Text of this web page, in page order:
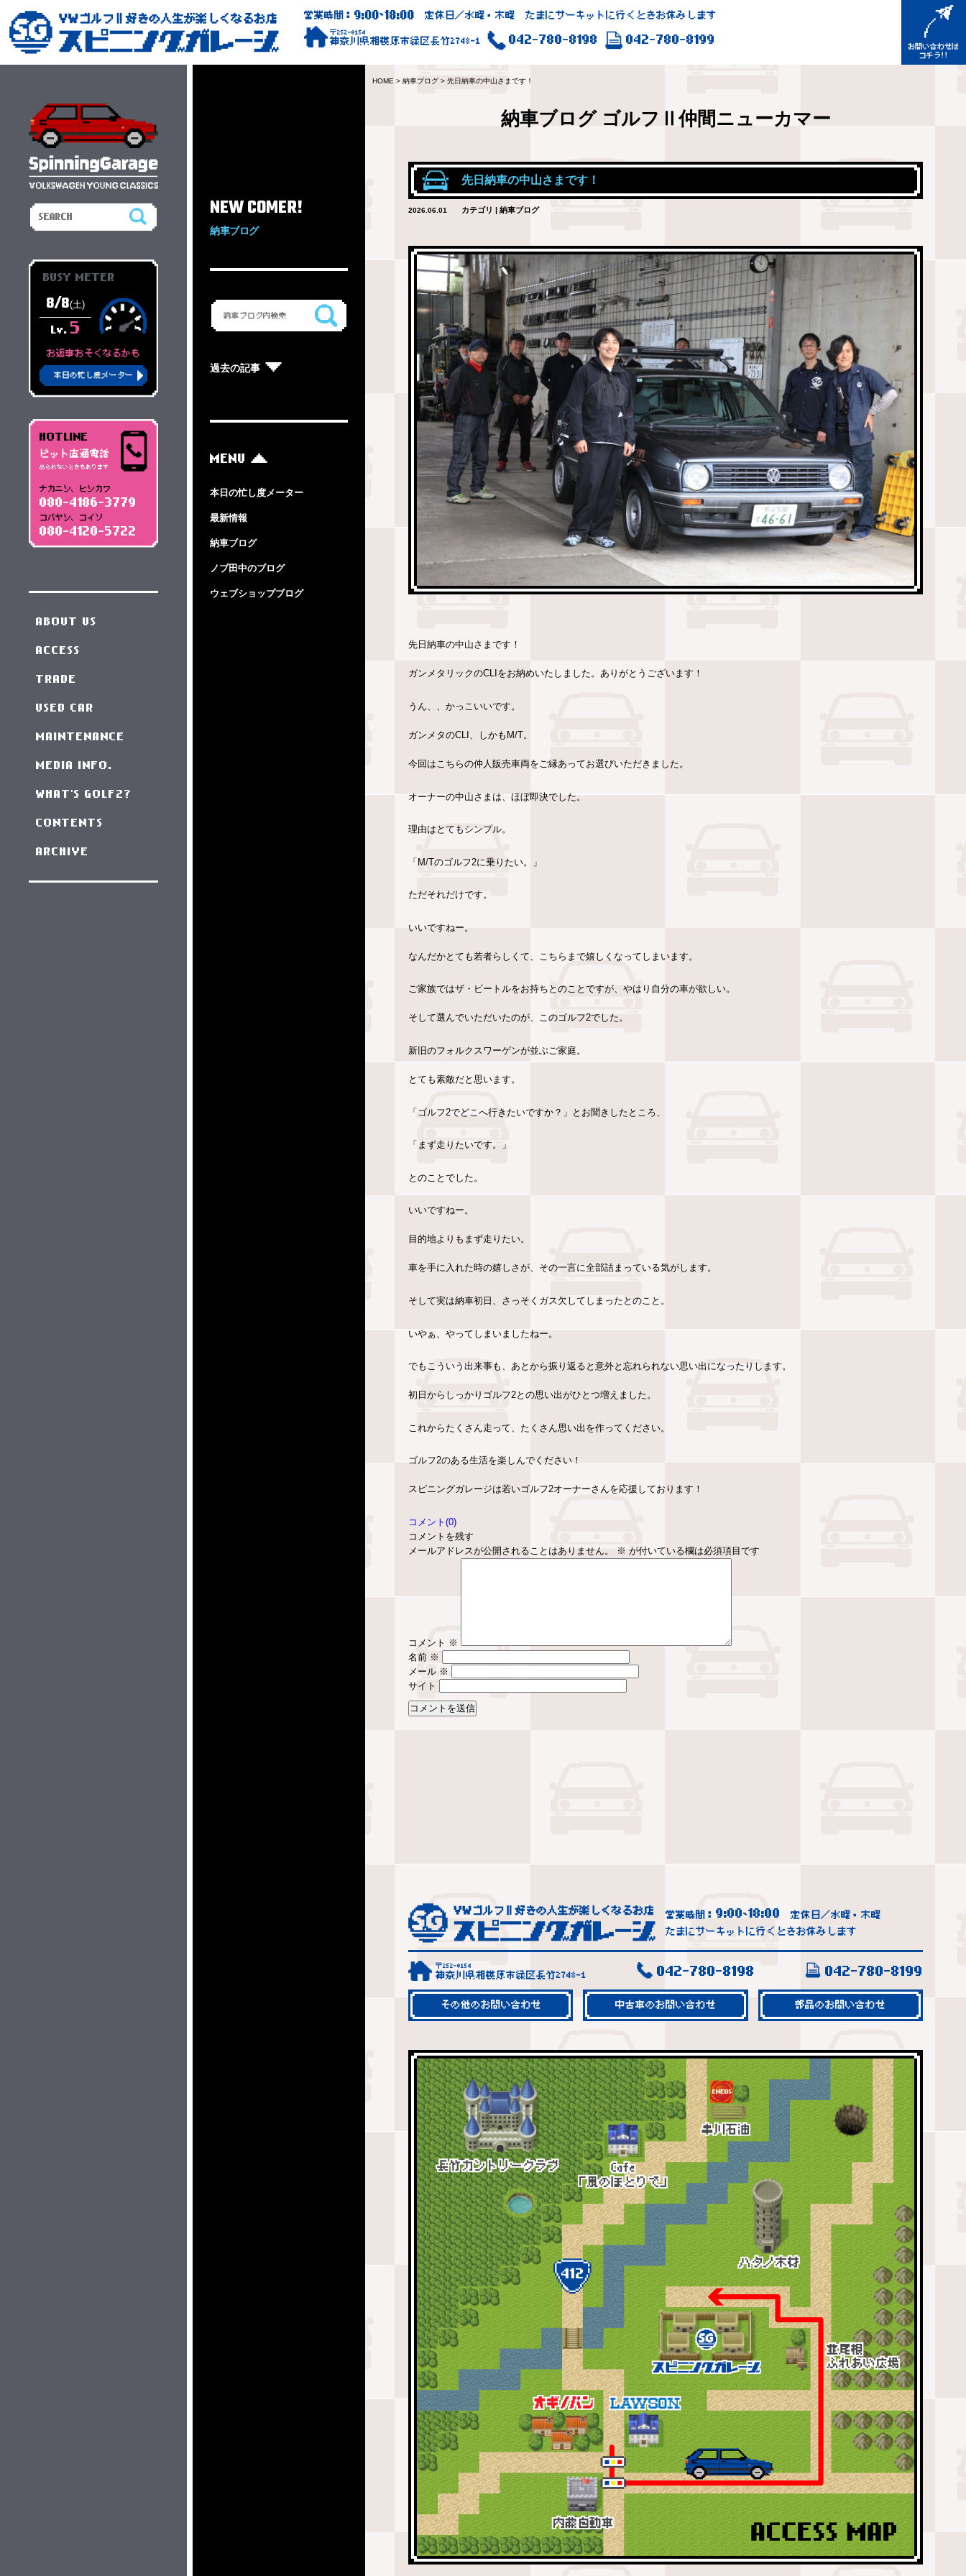
営業時間：9:00~18:00 定休日／水曜・木曜 たまにサーキットに行くときお休みします
〒252-0154
神奈川県相模原市緑区長竹2748-1 042-780-8198 042-780-8199
NEW COMER!
納車ブログ
過去の記事
MENU
本日の忙し度メーター
最新情報
納車ブログ
ノブ田中のブログ
ウェブショップブログ
HOME > 納車ブログ > 先日納車の中山さまです！
納車ブログ ゴルフⅡ仲間ニューカマー
先日納車の中山さまです！
2026.06.01 カテゴリ | 納車ブログ
先日納車の中山さまです！
ガンメタリックのCLIをお納めいたしました。ありがとうございます！
うん、、かっこいいです。
ガンメタのCLI、しかもM/T。
今回はこちらの仲人販売車両をご縁あってお選びいただきました。
オーナーの中山さまは、ほぼ即決でした。
理由はとてもシンプル。
「M/Tのゴルフ2に乗りたい。」
ただそれだけです。
いいですねー。
なんだかとても若者らしくて、こちらまで嬉しくなってしまいます。
ご家族ではザ・ビートルをお持ちとのことですが、やはり自分の車が欲しい。
そして選んでいただいたのが、このゴルフ2でした。
新旧のフォルクスワーゲンが並ぶご家庭。
とても素敵だと思います。
「ゴルフ2でどこへ行きたいですか？」とお聞きしたところ、
「まず走りたいです。」
とのことでした。
いいですねー。
目的地よりもまず走りたい。
車を手に入れた時の嬉しさが、その一言に全部詰まっている気がします。
そして実は納車初日、さっそくガス欠してしまったとのこと。
いやぁ、やってしまいましたねー。
でもこういう出来事も、あとから振り返ると意外と忘れられない思い出になったりします。
初日からしっかりゴルフ2との思い出がひとつ増えました。
これからたくさん走って、たくさん思い出を作ってください。
ゴルフ2のある生活を楽しんでください！
スピニングガレージは若いゴルフ2オーナーさんを応援しております！
コメント(0)
コメントを残す
メールアドレスが公開されることはありません。
※ が付いている欄は必須項目です
コメント ※
名前 ※
メール ※
サイト
営業時間： 9:00~18:00
定休日／水曜・木曜
たまにサーキットに行くときお休みします
〒252-0154
神奈川県相模原市緑区長竹2748-1 042-780-8198 042-780-8199
その他のお問い合わせ 中古車のお問い合わせ 部品のお問い合わせ
BUSY METER
8/8(土)
Lv. 5
お返事おそくなるかも
本日の忙し度メーター
HOTLINE
ピット直通電話
出られないときもあります
ナカニシ、ヒシカワ
080-4186-3779
コバヤシ、コイソ
080-4120-5722
ABOUT US
ACCESS
TRADE
USED CAR
MAINTENANCE
MEDIA INFO.
WHAT'S GOLF2?
CONTENTS
ARCHIVE